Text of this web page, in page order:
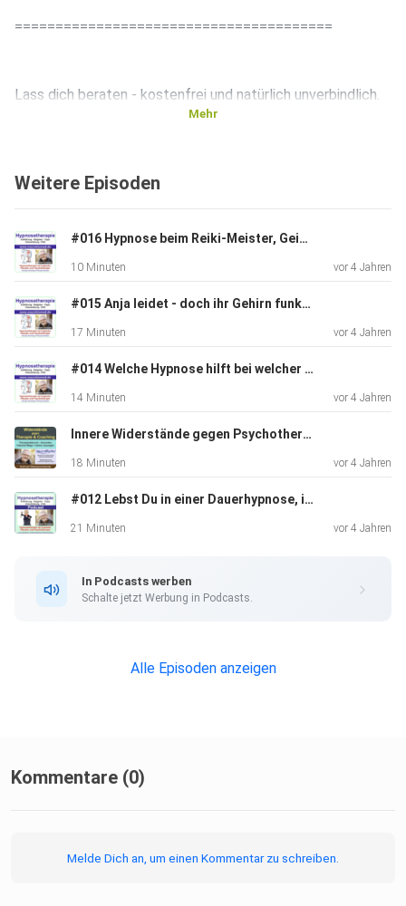
=======================================
Lass dich beraten - kostenfrei und natürlich unverbindlich.
Panikattacken:
https://neurobiomed.de/telefonberatung
herunterladen,
wenn du mehr über mich und meine Arbeit erfahren
möchtest.
Download - ca. 6 MB - PDF-Datei:
Mehr
Weitere Episoden
#016 Hypnose beim Reiki-Meister, Geistheiler oder Bioresonanz-Doctor gefällig?
10 Minuten vor 4 Jahren
#015 Anja leidet - doch ihr Gehirn funktioniert fast perfekt - Diagnoseprobleme
17 Minuten vor 4 Jahren
#014 Welche Hypnose hilft bei welcher Krankheit - Störung - Blockade?
14 Minuten vor 4 Jahren
Innere Widerstände gegen Psychotherapie, Coaching, Hypnosetherapie und Meditation (Kopie)
18 Minuten vor 4 Jahren
#012 Lebst Du in einer Dauerhypnose, in einer hypnotischen Matrix - ohne es zu wissen?
21 Minuten vor 4 Jahren
In Podcasts werben
Schalte jetzt Werbung in Podcasts.
Alle Episoden anzeigen
Kommentare (0)
Melde Dich an, um einen Kommentar zu schreiben.